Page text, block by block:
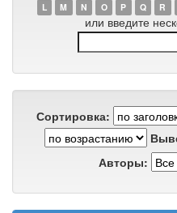
L
M N O P Q R
или введите
Сортировка:
Авторы: